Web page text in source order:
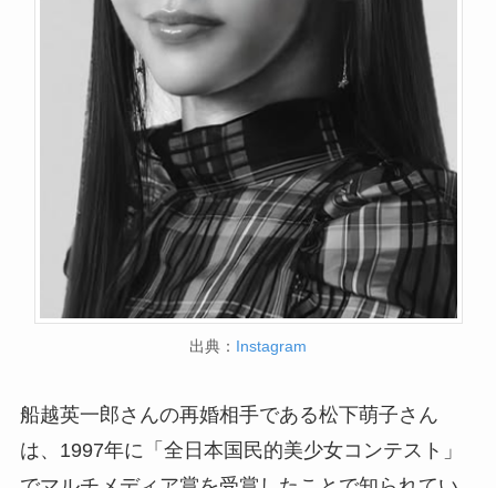
出典： Instagram
船越英一郎さんの再婚相手である松下萌子さん
は、1997年に「全日本国民的美少女コンテスト」